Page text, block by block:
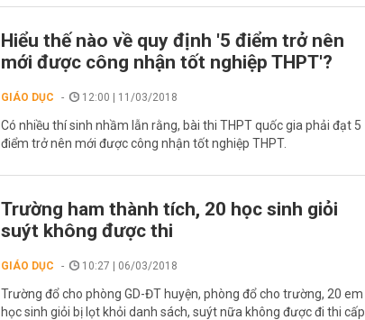
Hiểu thế nào về quy định '5 điểm trở nên
mới được công nhận tốt nghiệp THPT'?
GIÁO DỤC 12:00 | 11/03/2018
Có nhiều thí sinh nhầm lẫn rằng, bài thi THPT quốc gia phải đạt 5
điểm trở nên mới được công nhận tốt nghiệp THPT.
Trường ham thành tích, 20 học sinh giỏi
suýt không được thi
GIÁO DỤC 10:27 | 06/03/2018
Trường đổ cho phòng GD-ĐT huyện, phòng đổ cho trường, 20 em
học sinh giỏi bị lọt khỏi danh sách, suýt nữa không được đi thi cấp